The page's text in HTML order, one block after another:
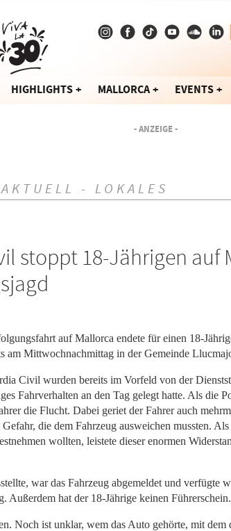
HIGHLIGHTS MALLORCA EVENTS
- ANZEIGE -
AKTUELL - LOKALES
stoppt 18-Jährigen auf
auf Mallorca endete für einen 18-
am Mittwochnachmittag in der Gemeinde
Civil wurden bereits im Vorfeld von der
Fahrverhalten an den Tag gelegt hatte. Als die
die Flucht. Dabei geriet der Fahrer auch
die dem Fahrzeug ausweichen mussten.
wollten, leistete dieser enormen
war das Fahrzeug abgemeldet und verfügte
Außerdem hat der 18-Jährige keinen Führerschein.
Noch ist unklar, wem das Auto gehörte, mit dem